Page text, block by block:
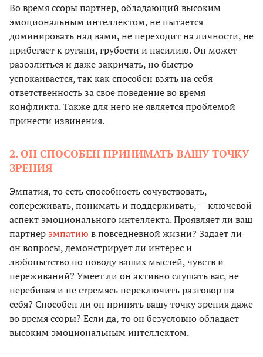
Во время ссоры партнер, обладающий высоким
эмоциональным интеллектом, не пытается
доминировать над вами, не переходит на личности, не
прибегает к ругани, грубости и насилию. Он может
разозлиться и даже закричать, но быстро
успокаивается, так как способен взять на себя
ответственность за свое поведение во время
конфликта. Также для него не является проблемой
принести извинения.
2. ОН СПОСОБЕН ПРИНИМАТЬ ВАШУ ТОЧКУ
ЗРЕНИЯ
Эмпатия, то есть способность сочувствовать,
сопереживать, понимать и поддерживать, — ключевой
аспект эмоционального интеллекта. Проявляет ли ваш
партнерэмпатию в повседневной жизни? Задает ли
он вопросы, демонстрирует ли интерес и
любопытство по поводу ваших мыслей, чувств и
переживаний? Умеет ли он активно слушать вас, не
перебивая и не стремясь переключить разговор на
себя? Способен ли он принять вашу точку зрения даже
во время ссоры? Если да, то он безусловно обладает
высоким эмоциональным интеллектом.